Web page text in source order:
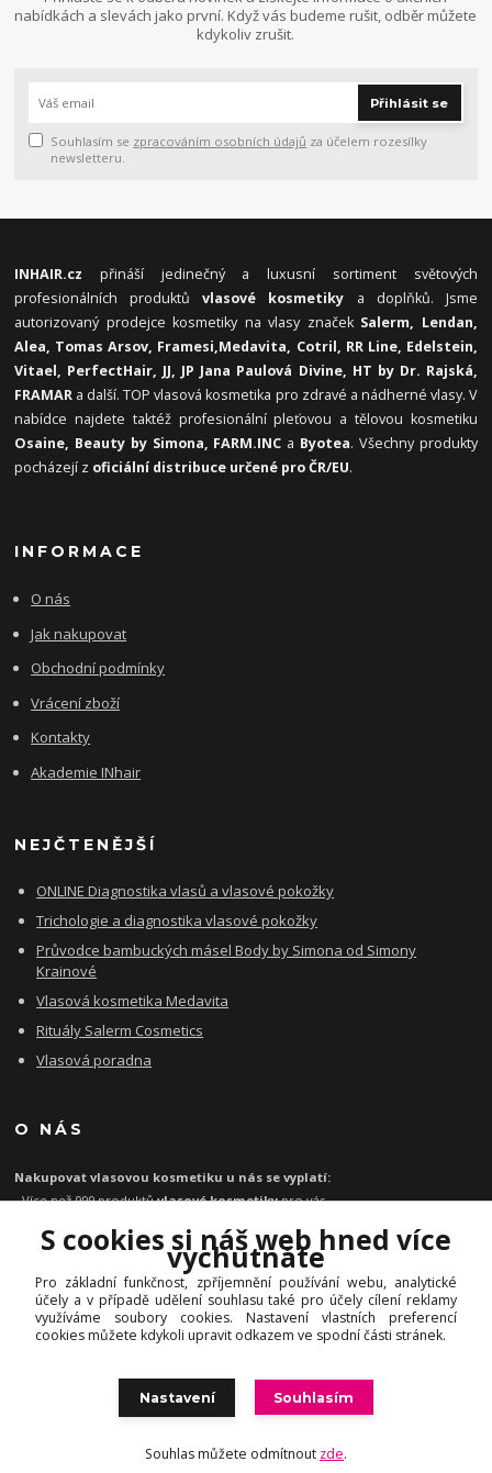
nabídkách a slevách jako první. Když vás budeme rušit, odběr můžete
kdykoliv zrušit.
Přihlásit se
Souhlasím se zpracováním osobních údajů za účelem rozesílky
newsletteru.
INHAIR.cz přináší jedinečný a luxusní sortiment světových
profesionálních produktůvlasové kosmetiky a doplňků. Jsme
autorizovaný prodejce kosmetiky na vlasy značek Salerm, Lendan,
Alea, Tomas Arsov, Framesi,Medavita, Cotril, RR Line, Edelstein,
Vitael, PerfectHair, JJ, JP Jana Paulová Divine, HT by Dr. Rajská,
FRAMAR a další. TOP vlasová kosmetika pro zdravé a nádherné vlasy. V
nabídce najdete taktéž profesionální pleťovou a tělovou kosmetiku
Osaine, Beauty by Simona, FARM.INC a Byotea. Všechny produkty
pocházejí z oficiální distribuce určené pro ČR/EU.
INFORMACE
O nás
Jak nakupovat
Obchodní podmínky
Vrácení zboží
Kontakty
Akademie INhair
NEJČTENĚJŠÍ
ONLINE Diagnostika vlasů a vlasové pokožky
Trichologie a diagnostika vlasové pokožky
Průvodce bambuckých másel Body by Simona od Simony
Krainové
Vlasová kosmetika Medavita
Rituály Salerm Cosmetics
Vlasová poradna
O NÁS
Nakupovat vlasovou kosmetiku u nás se vyplatí:
- Více než 999 produktůvlasové kosmetikypro vás
- Garance originality profesionálnívlasové kosmetiky
- Při objednávce zboží nad 1199 Kč poštovné zdarma
Expresní doručeníkosmetiky na vlasy do 1 - 2 dnů
Profesionální vlasová poradna pro vás zdarma
© INHAIR.cz | Profesionální vlasová, pleťová a dekorativní kosmetika
S cookies si náš web hned více
vychutnáte
Pro základní funkčnost, zpříjemnění používání webu, analytické
účely a v případě udělení souhlasu také pro účely cílení reklamy
využíváme soubory cookies. Nastavení vlastních preferencí
cookies můžete kdykoli upravit odkazem ve spodní části stránek.
Nastavení Souhlasím
Souhlas můžete odmítnout zde.